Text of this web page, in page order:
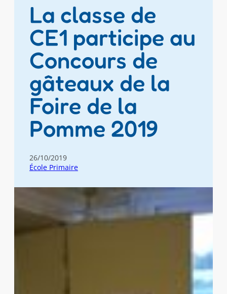
La classe de
CE1 participe au
Concours de
gâteaux de la
Foire de la
Pomme 2019
26/10/2019
École Primaire